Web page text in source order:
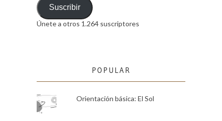
emailSuscribir
Únete a otros 1.264 suscriptores
POPULAR
Orientación básica: El Sol